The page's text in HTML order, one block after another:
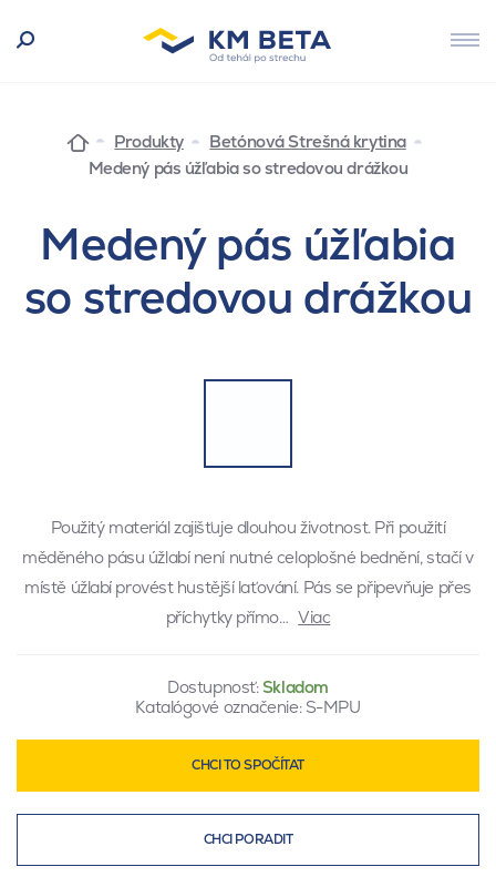
Produkty
Betónová Strešná krytina
Medený pás úžľabia so stredovou drážkou
Medený pás úžľabia
so stredovou drážkou
Použitý materiál zajišťuje dlouhou životnost. Při použití
měděného pásu úžlabí není nutné celoplošné bednění, stačí v
místě úžlabí provést hustější laťování. Pás se připevňuje přes
příchytky přímo… Viac
Dostupnosť:Skladom
Katalógové označenie: S-MPU
CHCI TO SPOČÍTAT
CHCI PORADIT